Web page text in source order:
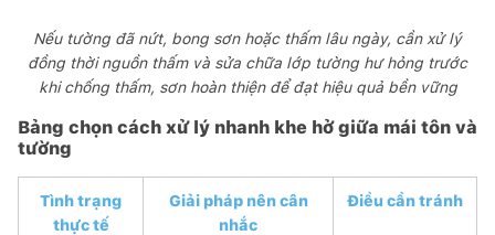
Nếu tường đã nứt, bong sơn hoặc thấm lâu ngày, cần xử lý
đồng thời nguồn thấm và sửa chữa lớp tường hư hỏng trước
khi chống thấm, sơn hoàn thiện để đạt hiệu quả bền vững
Bảng chọn cách xử lý nhanh khe hở giữa mái tôn và
tường
Tình trạng
thực tế
Giải pháp nên cân
nhắc
Điều cần tránh